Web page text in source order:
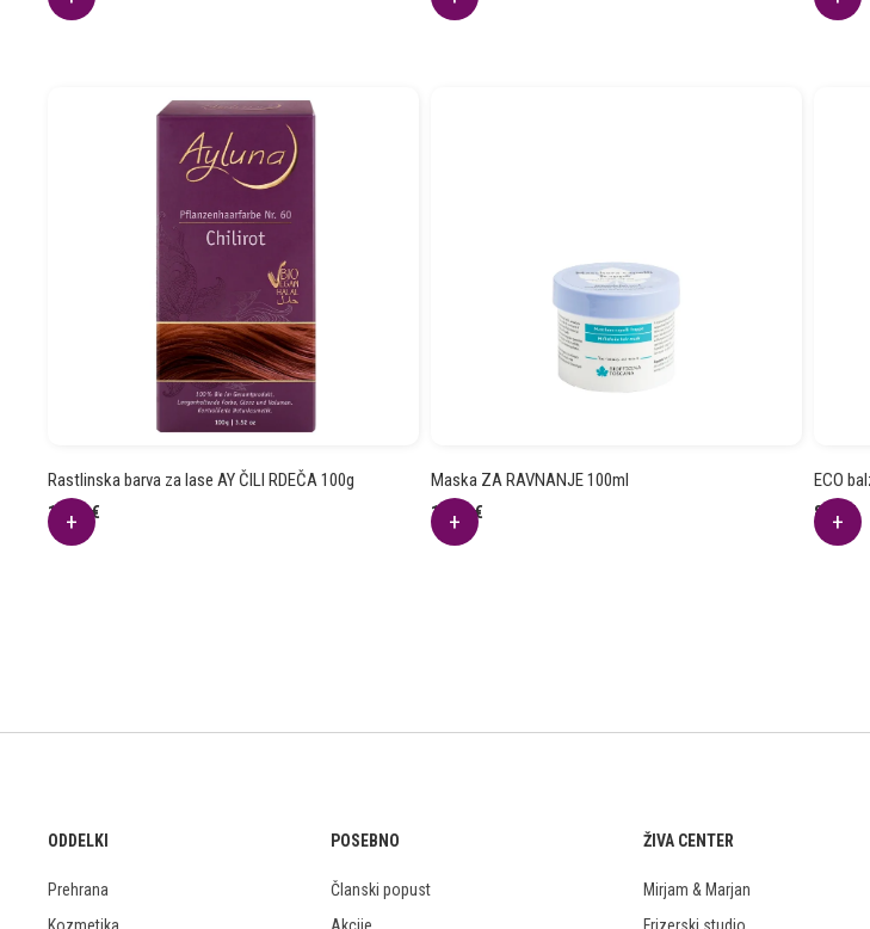
Rastlinska barva za lase AY ČILI RDEČA 100g
13.48€
Maska ZA RAVNANJE 100ml
16.59€
ECO
8.76
€
ODDELKI
Prehrana
POSEBNO
Članski popust
ŽIVA CENTER
Mirjam & Marjan